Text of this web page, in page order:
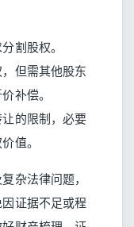
割股权。
但需其他股东
补偿。
的限制，必要
值。
杂法律问题，
证据不足或程